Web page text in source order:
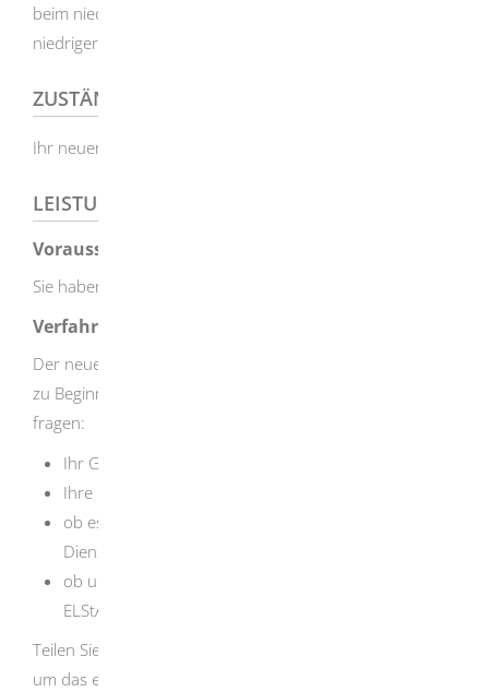
beim niedrigeren Arbeitslohn beziehungsweise den
niedrigeren Arbeitslöhnen erfolgen.
ZUSTÄNDIGE STELLE
Ihr neuer Arbeitgeber
LEISTUNGSDETAILS
Voraussetzungen
Sie haben gleichzeitig mehrere Arbeitsverhältnisse.
Verfahrensablauf
Der neue Arbeitgeber wird Sie für den Lohnsteuerabzug
zu Beginn der Beschäftigung nach folgenden Angaben
fragen:
Ihr Geburtsdatum,
Ihre Identifikationsnummer,
ob es sich um das erste oder ein weiteres
Dienstverhältnis handelt und
ob und in welcher Höhe ein Freibetrag bei den
ELStAM abgerufen werden soll.
Teilen Sie dem neuen Arbeitgeber mit, dass es sich nicht
um das erste, sondern um ein weiteres Arbeitsverhältnis